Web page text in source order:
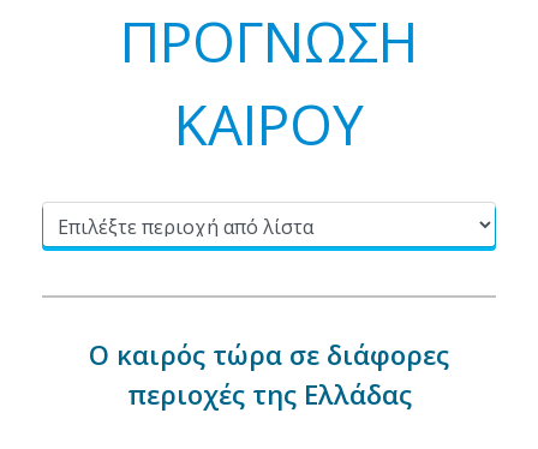
ΠΡΟΓΝΩΣΗ
ΚΑΙΡΟΥ
Ο καιρός τώρα σε διάφορες
περιοχές της Ελλάδας